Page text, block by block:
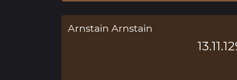
Arnstain Arnstain